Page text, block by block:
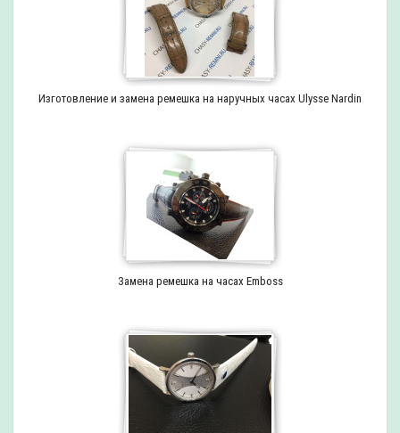
Изготовление и замена ремешка на наручных часах Ulysse Nardin
Замена ремешка на часах Emboss